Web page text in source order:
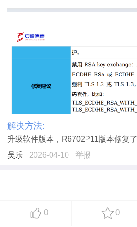
解决方法:
升级软件版本，R6702P11版本修复了
吴乐
2026-04-10 举报
0 0